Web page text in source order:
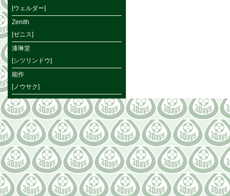
[ウェルダー]
Zenith
[ゼニス]
漆琳堂
[シツリンドウ]
能作
[ノウサク]